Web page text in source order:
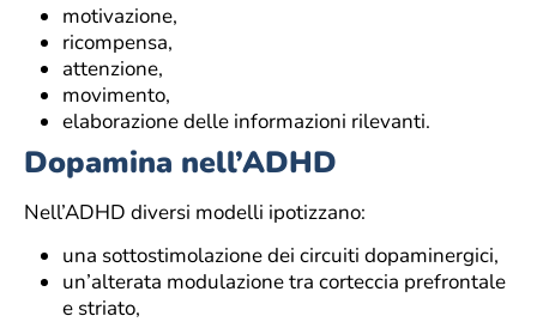
motivazione,
ricompensa,
attenzione,
movimento,
elaborazione delle informazioni rilevanti.
Dopamina nell’ADHD
Nell’ADHD diversi modelli ipotizzano:
una sottostimolazione dei circuiti dopaminergici,
un’alterata modulazione tra corteccia prefrontale
e striato,